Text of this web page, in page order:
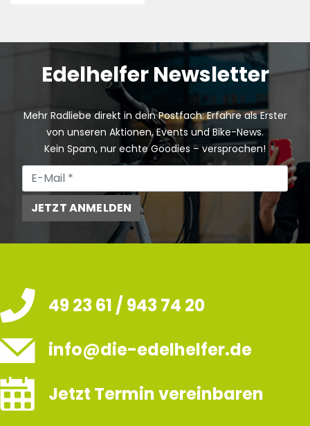
Edelhelfer Newsletter
Mehr Radliebe direkt in dein Postfach: Erfahre als Erster
von unseren Aktionen, Events und Bike-News.
Kein Spam, nur echte Goodies – versprochen!
JETZT ANMELDEN
49 23 61 / 943 74 20
info@die-edelhelfer.de
Jetzt Termin vereinbaren